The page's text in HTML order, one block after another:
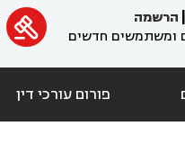
הרשמה
ומשתמשים חדשים

פורום עורכי דין